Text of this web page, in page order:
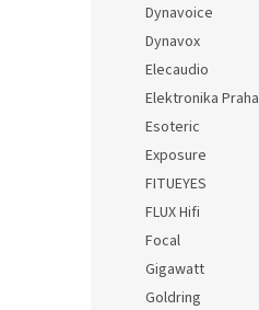
Dynavoice
Dynavox
Elecaudio
Elektronika Praha
Esoteric
Exposure
FITUEYES
FLUX Hifi
Focal
Gigawatt
Goldring